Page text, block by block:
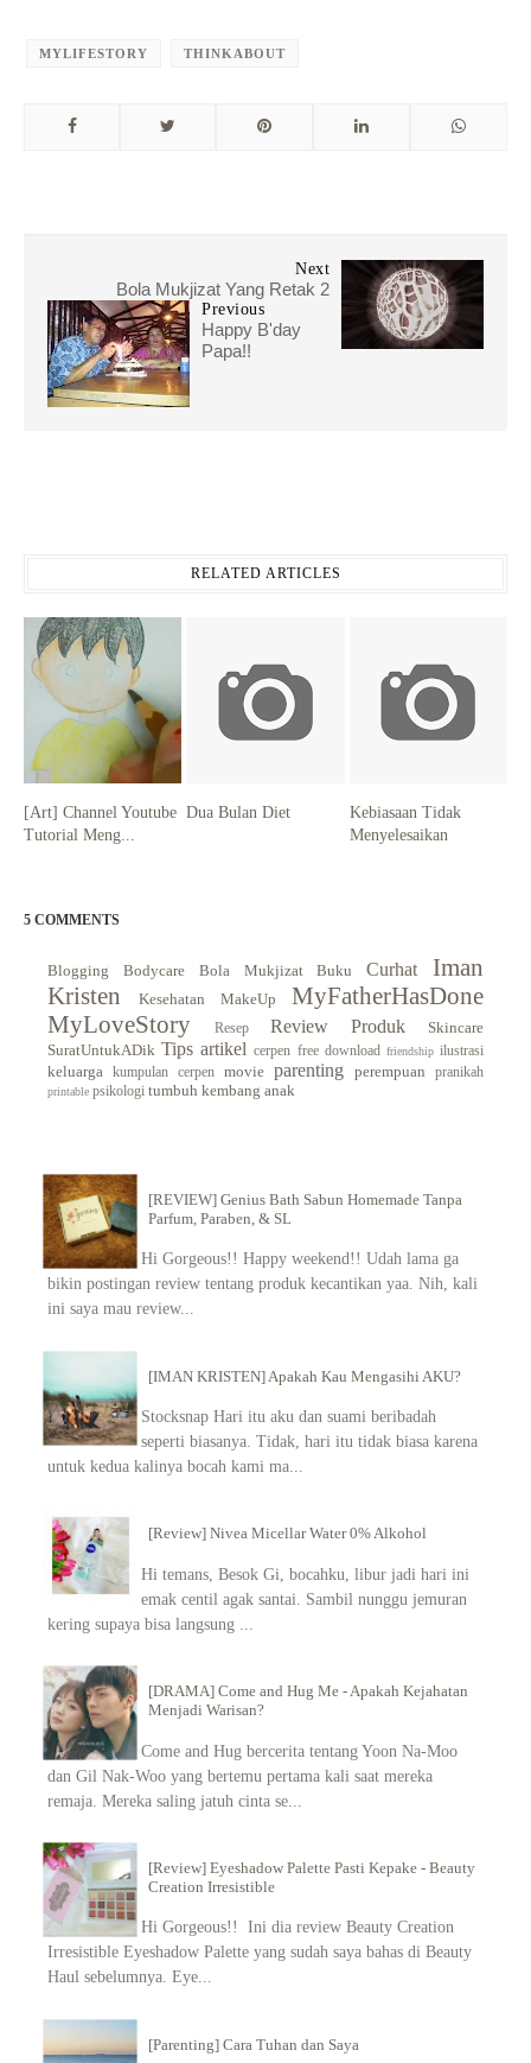
MYLIFESTORY THINKABOUT
Next
Bola Mukjizat Yang Retak 2
Previous
Happy B'day
Papa!!
RELATED ARTICLES
[Art] Channel Youtube
Tutorial Meng...
Dua Bulan Diet
Kebiasaan Tidak
Menyelesaikan
5 COMMENTS
Blogging Bodycare Bola Mukjizat Buku Curhat
Iman
Kristen
Kesehatan MakeUp
MyFatherHasDone
MyLoveStory
Resep Review Produk
Skincare
SuratUntukADik Tips artikel cerpen free download friendship ilustrasi
keluarga kumpulan cerpen movie parenting perempuan pranikah
printable psikologi tumbuh kembang anak
[REVIEW] Genius Bath Sabun Homemade Tanpa
Parfum, Paraben, & SL
Hi Gorgeous!! Happy weekend!! Udah lama ga
bikin postingan review tentang produk kecantikan yaa. Nih, kali
ini saya mau review...
[IMAN KRISTEN] Apakah Kau Mengasihi AKU?
Stocksnap Hari itu aku dan suami beribadah
seperti biasanya. Tidak, hari itu tidak biasa karena
untuk kedua kalinya bocah kami ma...
[Review] Nivea Micellar Water 0% Alkohol
Hi temans, Besok Gi, bocahku, libur jadi hari ini
emak centil agak santai. Sambil nunggu jemuran
kering supaya bisa langsung ...
[DRAMA] Come and Hug Me - Apakah Kejahatan
Menjadi Warisan?
Come and Hug bercerita tentang Yoon Na-Moo
dan Gil Nak-Woo yang bertemu pertama kali saat mereka
remaja. Mereka saling jatuh cinta se...
[Review] Eyeshadow Palette Pasti Kepake - Beauty
Creation Irresistible
Hi Gorgeous!! Ini dia review Beauty Creation
Irresistible Eyeshadow Palette yang sudah saya bahas di Beauty
Haul sebelumnya. Eye...
[Parenting] Cara Tuhan dan Saya